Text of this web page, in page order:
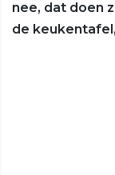
nee, dat doen
de